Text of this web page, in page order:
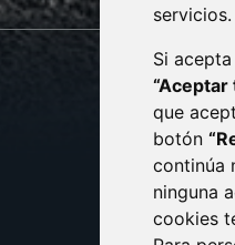
servicios.
Si
“Aceptar
que
botón
continúa
ninguna
cookies
CONTACTO